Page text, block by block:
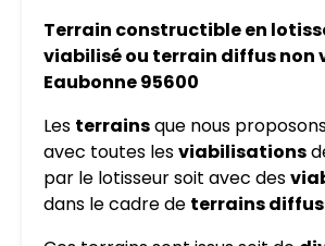
Terrain constructible en
viabilisé ou terrain diffus non
Eaubonne 95600
Les terrainsque nous
avec toutes lesviabilisations
par le lotisseur soit avec des
dans le cadre de terrains